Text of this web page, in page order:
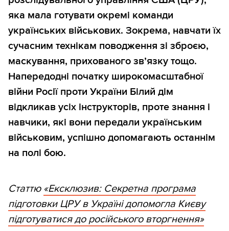
яка мала готувати окремі команди
українських військових. Зокрема, навчати їх
сучасним технікам поводження зі зброєю,
маскування, прихованого зв’язку тощо.
Напередодні початку широкомасштабної
війни Росії проти України Білий дім
відкликав усіх інструкторів, проте знання і
навчики, які вони передали українським
військовим, успішно допомагають останнім
на полі бою.
Статтю «Ексклюзив: Секретна програма
підготовки ЦРУ в Україні допомогла Києву
підготуватися до російського вторгнення»